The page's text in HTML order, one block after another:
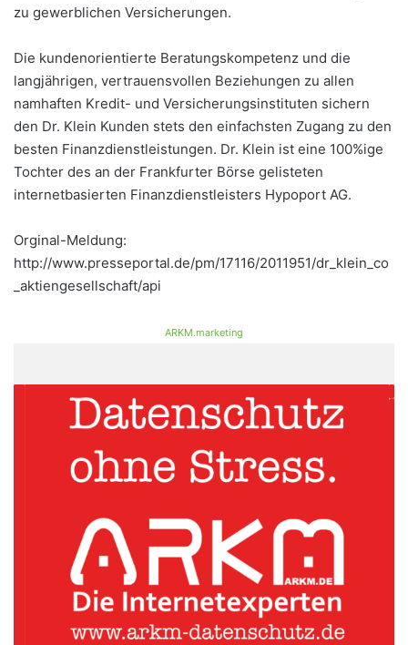
zu gewerblichen Versicherungen.
Die kundenorientierte Beratungskompetenz und die
langjährigen, vertrauensvollen Beziehungen zu allen
namhaften Kredit- und Versicherungsinstituten sichern
den Dr. Klein Kunden stets den einfachsten Zugang zu den
besten Finanzdienstleistungen. Dr. Klein ist eine 100%ige
Tochter des an der Frankfurter Börse gelisteten
internetbasierten Finanzdienstleisters Hypoport AG.
Orginal-Meldung:
http://www.presseportal.de/pm/17116/2011951/dr_klein_co
_aktiengesellschaft/api
ARKM.marketing